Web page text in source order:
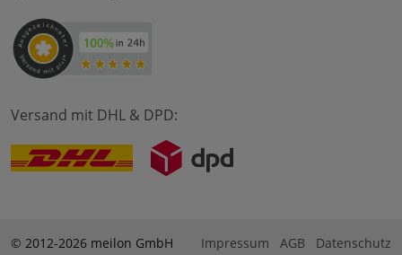
Versand mit DHL & DPD:
© 2012-2026 meilon GmbH Impressum AGB Datenschutz